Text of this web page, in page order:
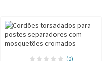
(0)